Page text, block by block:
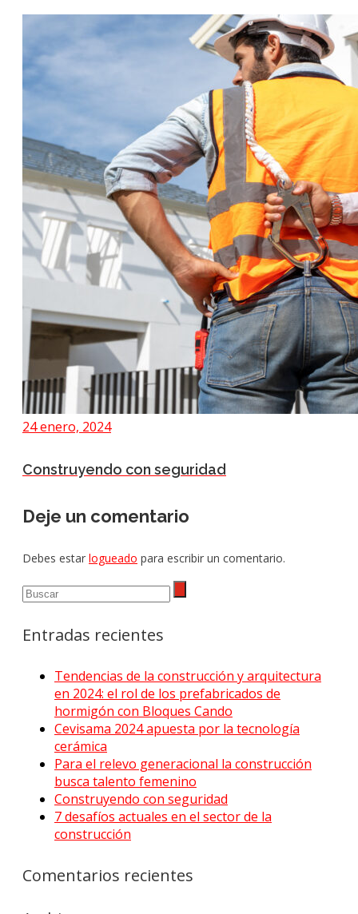
24 enero, 2024
Construyendo con seguridad
Deje un comentario
Debes estar logueado para escribir un comentario.
Entradas recientes
Tendencias de la construcción y arquitectura
en 2024: el rol de los prefabricados de
hormigón con Bloques Cando
Cevisama 2024 apuesta por la tecnología
cerámica
Para el relevo generacional la construcción
busca talento femenino
Construyendo con seguridad
7 desafíos actuales en el sector de la
construcción
Comentarios recientes